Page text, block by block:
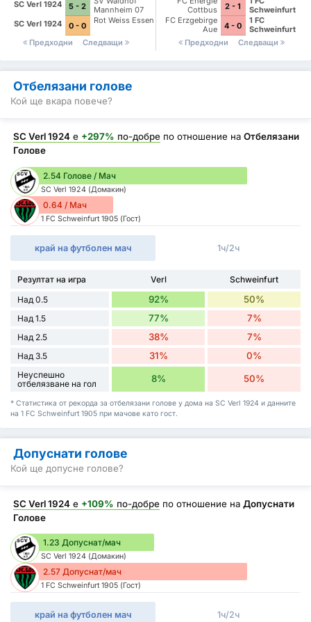
SC Verl 1924 5 - 2
Mannheim 07
SC Verl 1924
0 - 0
Rot Weiss Essen
Предходни Следващи
Cottbus
2 - 1
Schweinfurt
1905
FC Erzgebirge
Aue
4 - 0
1 FC
Schweinfurt
Предходни Следващи
Отбелязани голове
Кой ще вкара повече?
SC Verl 1924 е +297% по-добре по отношение на Отбелязани
Голове
2.54 Голове / Мач
SC Verl 1924 (Домакин)
0.64 / Мач
1 FC Schweinfurt 1905 (Гост)
край на футболен мач 1ч/2ч
Резултат на игра Verl
Schweinfurt
Над 0.5
92% 50%
Над 1.5 77% 7%
Над 2.5 38% 7%
Над 3.5 31% 0%
Неуспешно
отбелязване на гол
8% 50%
* Статистика от рекорда за отбелязани голове у дома на SC Verl 1924 и данните
на 1 FC Schweinfurt 1905 при мачове като гост.
Допуснати голове
Кой ще допусне голове?
SC Verl 1924 е +109% по-добре по отношение на Допуснати
Голове
1.23 Допуснат/мач
SC Verl 1924 (Домакин)
2.57 Допуснат/мач
1 FC Schweinfurt 1905 (Гост)
край на футболен мач 1ч/2ч